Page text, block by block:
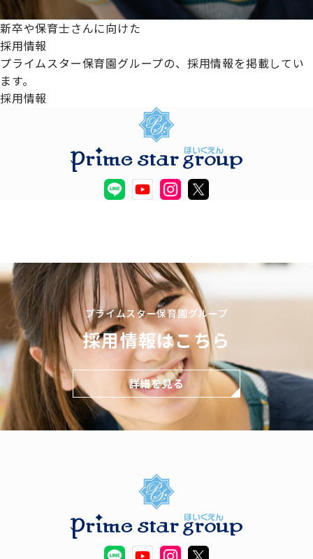
新卒や保育士さんに向けた
採用情報
プライムスター保育園グループの、採用情報を掲載してい
ます。
採用情報
プライムスター保育園グループ
採用情報はこちら
詳細を見る